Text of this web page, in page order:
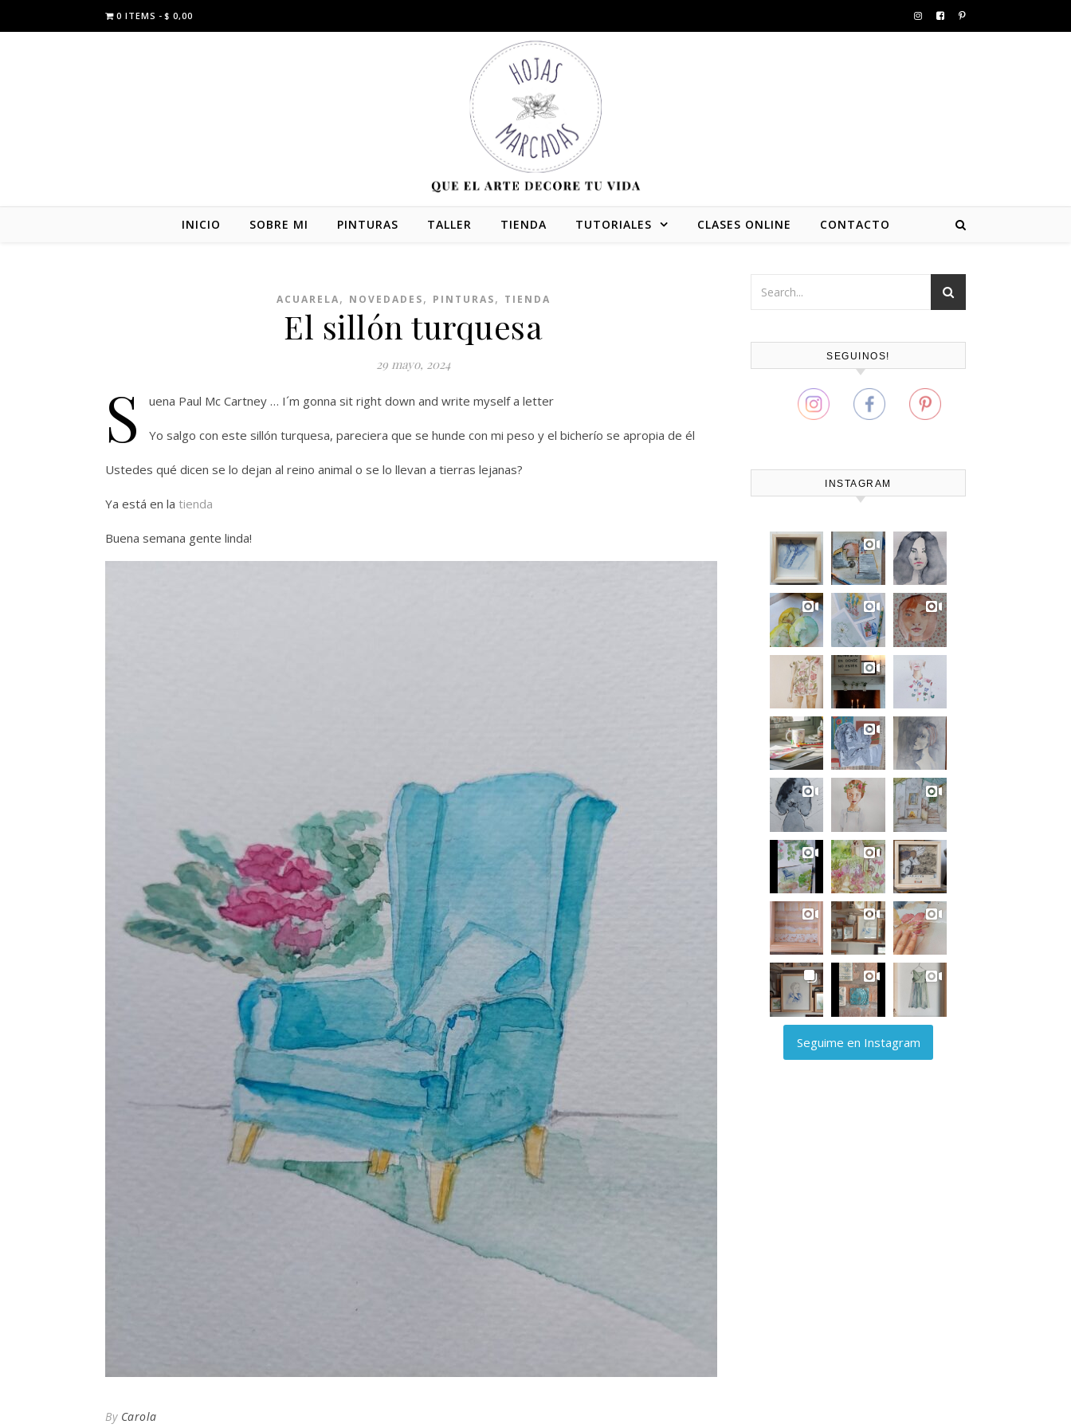
0 ITEMS $ 0,00
INICIO SOBRE MI PINTURAS TALLER TIENDA TUTORIALES CLASES ONLINE CONTACTO
ACUARELA, NOVEDADES, PINTURAS, TIENDA
El sillón turquesa
29 mayo, 2024
S uena Paul Mc Cartney … I´m gonna sit right down and write myself a letter
Yo salgo con este sillón turquesa, pareciera que se hunde con mi peso y el bicherío se apropia de él
Ustedes qué dicen se lo dejan al reino animal o se lo llevan a tierras lejanas?
Ya está en la tienda
Buena semana gente linda!
By Carola
SEGUINOS!
INSTAGRAM
Seguime en Instagram